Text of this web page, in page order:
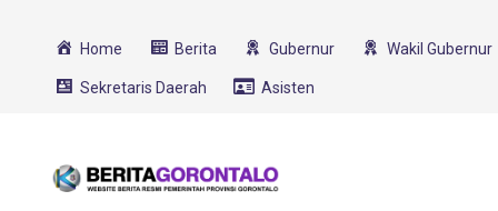
Home Berita Gubernur Wakil Gubernur
Sekretaris Daerah Asisten